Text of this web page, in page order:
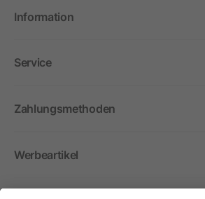
Information
Service
Zahlungsmethoden
Werbeartikel